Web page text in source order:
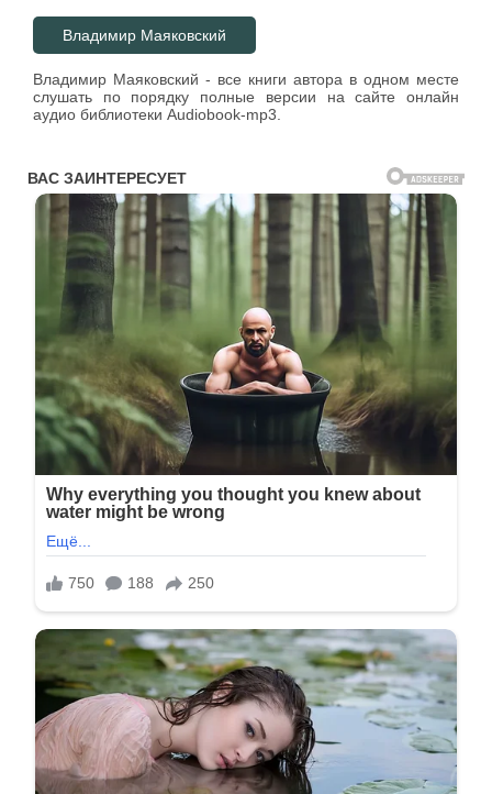
Владимир Маяковский
Владимир Маяковский - все книги автора в одном месте
слушать по порядку полные версии на сайте онлайн
аудио библиотеки Audiobook-mp3.